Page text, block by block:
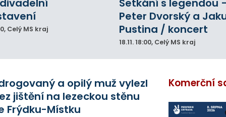
, Celý MS kraj
Setkání s legendou
Peter Dvorský a
Pustina / koncert
18.11.18:00, Celý MS kraj
a opilý muž vylezl
jištění na lezeckou stěnu
Frýdku-Místku
Komerční